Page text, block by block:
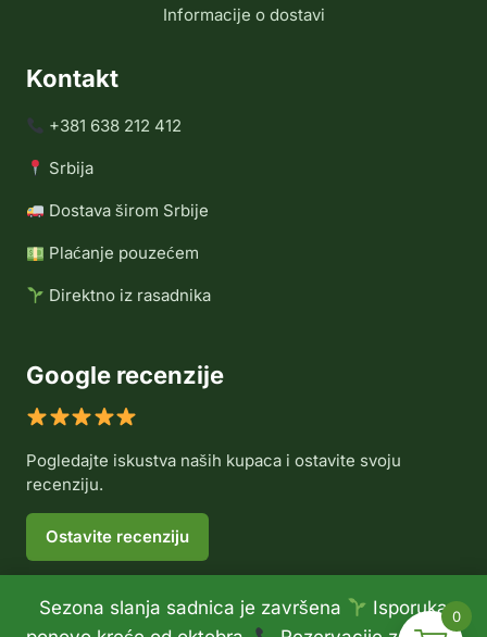
Sezona slanja sadnica je završena
Isporuka
Informacije o dostavi
Kontakt
+381 638 212 412
Srbija
Dostava širom Srbije
Plaćanje pouzećem
Direktno iz rasadnika
Google recenzije
Pogledajte iskustva naših kupaca i ostavite svoju
recenziju.
Ostavite recenziju
0